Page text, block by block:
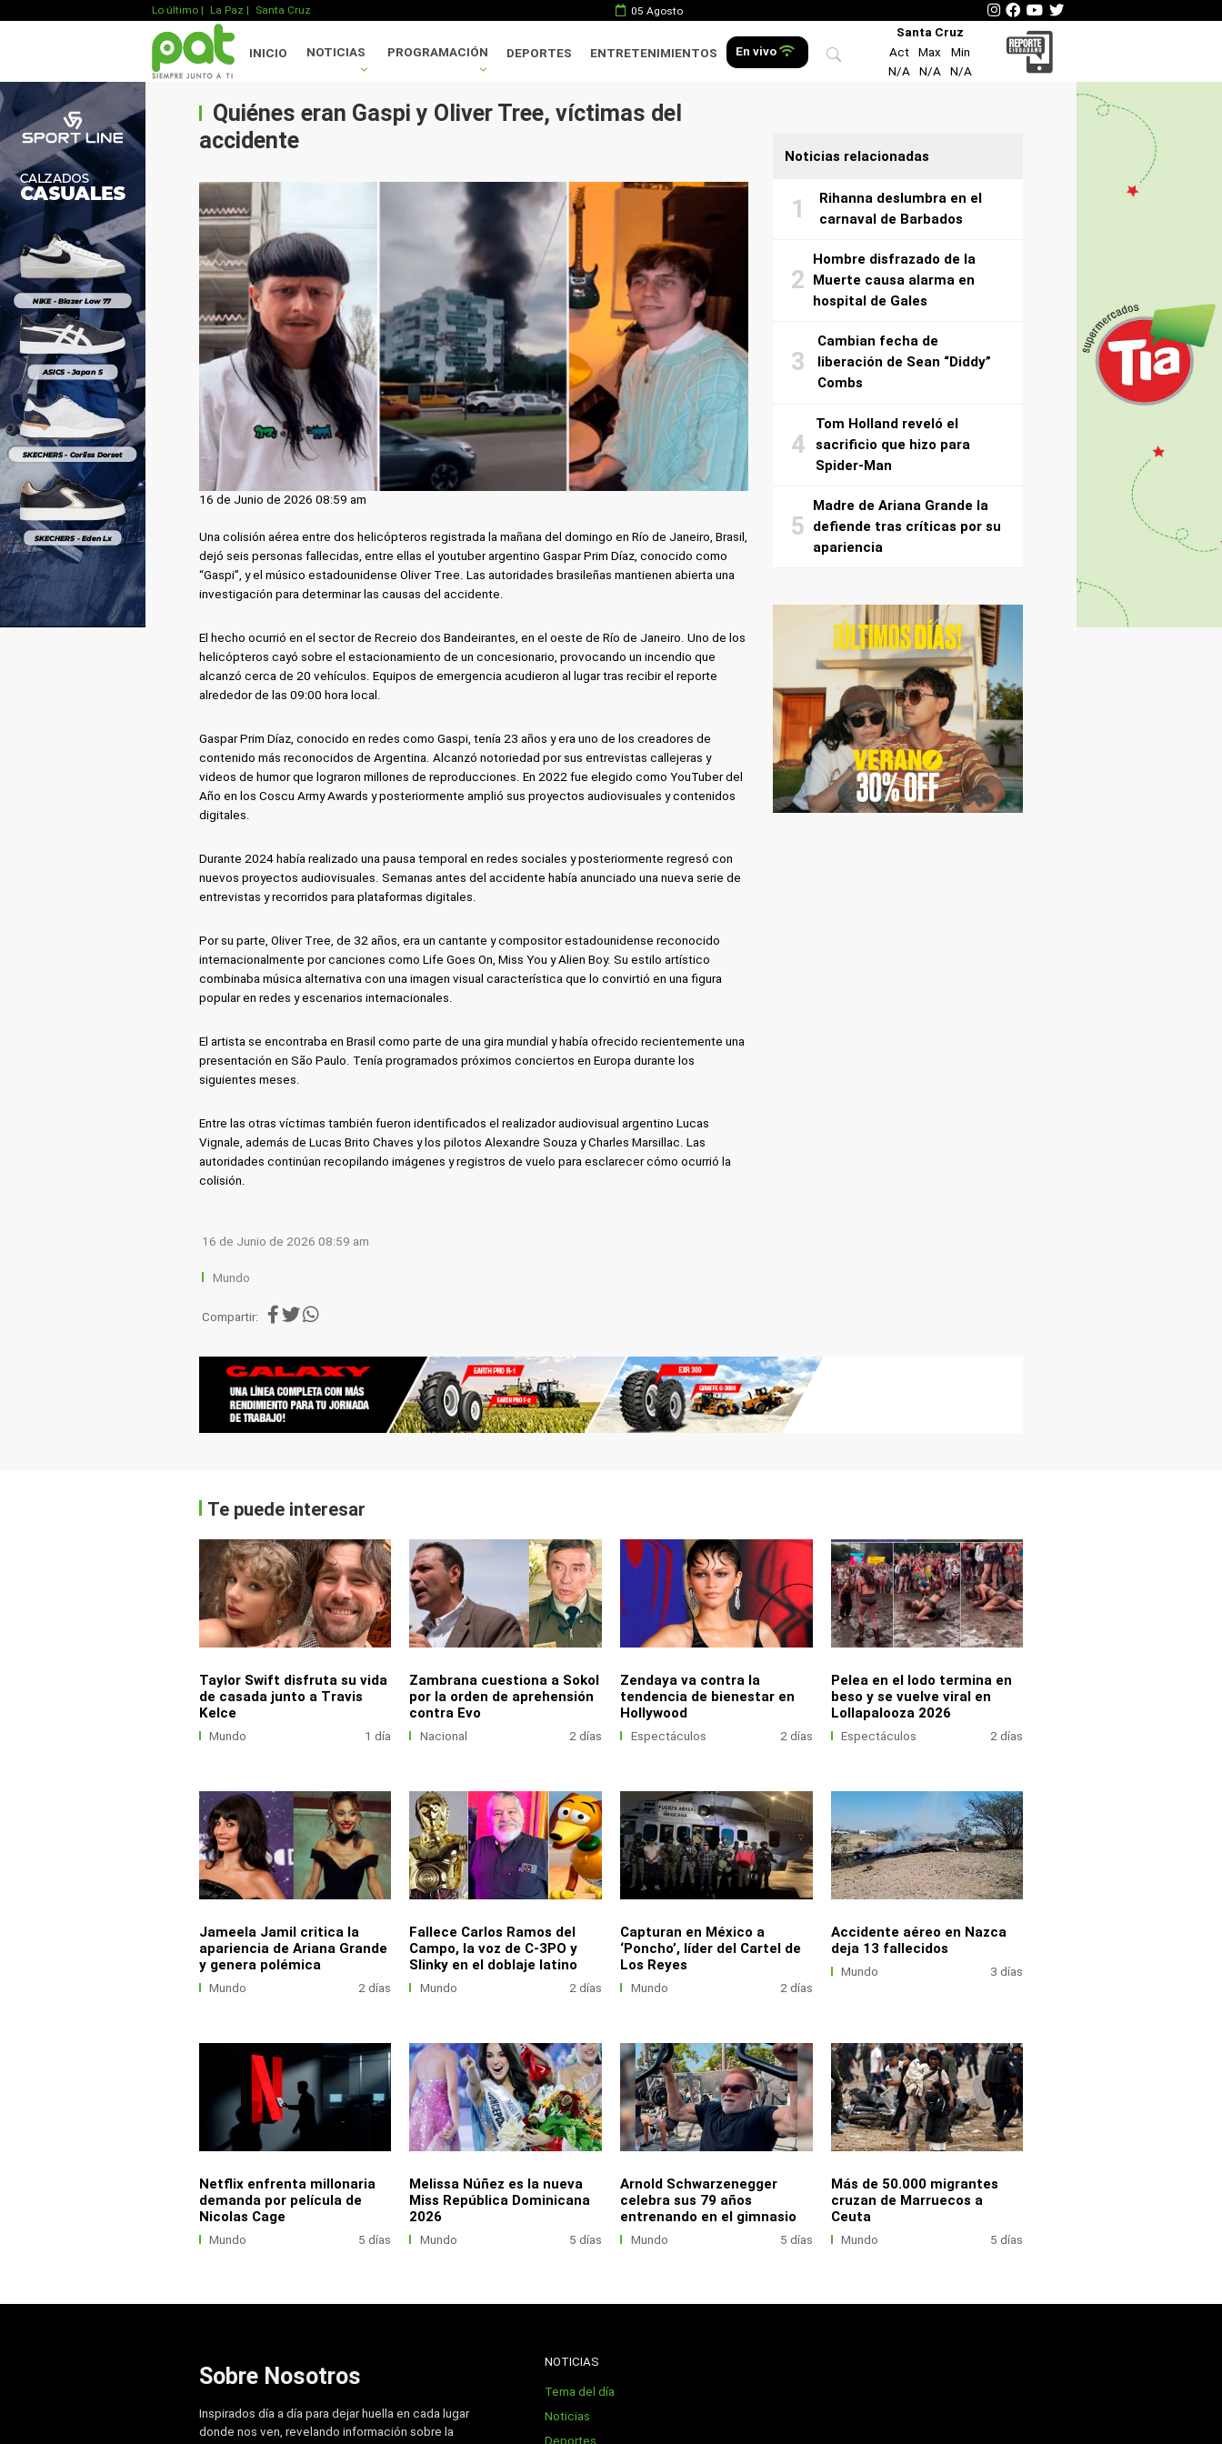
Lo último | La Paz | Santa Cruz 05 Agosto
INICIO NOTICIAS PROGRAMACIÓN DEPORTES ENTRETENIMIENTOS En vivo
Santa Cruz
Act
Max
Min
N/A
N/A N/A
Quiénes eran Gaspi y Oliver Tree, víctimas del
accidente
16 de Junio de 2026 08:59 am
Una colisión aérea entre dos helicópteros registrada la mañana del domingo en Río de Janeiro, Brasil,
dejó seis personas fallecidas, entre ellas el youtuber argentino Gaspar Prim Díaz, conocido como
“Gaspi”, y el músico estadounidense Oliver Tree. Las autoridades brasileñas mantienen abierta una
investigación para determinar las causas del accidente.
El hecho ocurrió en el sector de Recreio dos Bandeirantes, en el oeste de Río de Janeiro. Uno de los
helicópteros cayó sobre el estacionamiento de un concesionario, provocando un incendio que
alcanzó cerca de 20 vehículos. Equipos de emergencia acudieron al lugar tras recibir el reporte
alrededor de las 09:00 hora local.
Gaspar Prim Díaz, conocido en redes como Gaspi, tenía 23 años y era uno de los creadores de
contenido más reconocidos de Argentina. Alcanzó notoriedad por sus entrevistas callejeras y
videos de humor que lograron millones de reproducciones. En 2022 fue elegido como YouTuber del
Año en los Coscu Army Awards y posteriormente amplió sus proyectos audiovisuales y contenidos
digitales.
Durante 2024 había realizado una pausa temporal en redes sociales y posteriormente regresó con
nuevos proyectos audiovisuales. Semanas antes del accidente había anunciado una nueva serie de
entrevistas y recorridos para plataformas digitales.
Por su parte, Oliver Tree, de 32 años, era un cantante y compositor estadounidense reconocido
internacionalmente por canciones como Life Goes On, Miss You y Alien Boy. Su estilo artístico
combinaba música alternativa con una imagen visual característica que lo convirtió en una figura
popular en redes y escenarios internacionales.
El artista se encontraba en Brasil como parte de una gira mundial y había ofrecido recientemente una
presentación en São Paulo. Tenía programados próximos conciertos en Europa durante los
siguientes meses.
Entre las otras víctimas también fueron identificados el realizador audiovisual argentino Lucas
Vignale, además de Lucas Brito Chaves y los pilotos Alexandre Souza y Charles Marsillac. Las
autoridades continúan recopilando imágenes y registros de vuelo para esclarecer cómo ocurrió la
colisión.
16 de Junio de 2026 08:59 am
Mundo
Compartir:
Noticias relacionadas
Rihanna deslumbra en el
carnaval de Barbados
Hombre disfrazado de la
Muerte causa alarma en
hospital de Gales
Cambian fecha de
liberación de Sean “Diddy”
Combs
Tom Holland reveló el
sacrificio que hizo para
Spider-Man
Madre de Ariana Grande la
defiende tras críticas por su
apariencia
Te puede interesar
Taylor Swift disfruta su vida
de casada junto a Travis
Kelce
Mundo 1 día
Zambrana cuestiona a Sokol
por la orden de aprehensión
contra Evo
Nacional 2 días
Zendaya va contra la
tendencia de bienestar en
Hollywood
Espectáculos 2 días
Pelea en el lodo termina en
beso y se vuelve viral en
Lollapalooza 2026
Espectáculos 2 días
Jameela Jamil critica la
apariencia de Ariana Grande
y genera polémica
Mundo 2 días
Fallece Carlos Ramos del
Campo, la voz de C-3PO y
Slinky en el doblaje latino
Mundo 2 días
Capturan en México a
‘Poncho’, líder del Cartel de
Los Reyes
Mundo 2 días
Accidente aéreo en Nazca
deja 13 fallecidos
Mundo 3 días
Netflix enfrenta millonaria
demanda por película de
Nicolas Cage
Mundo 5 días
Melissa Núñez es la nueva
Miss República Dominicana
2026
Mundo 5 días
Arnold Schwarzenegger
celebra sus 79 años
entrenando en el gimnasio
Mundo 5 días
Más de 50.000 migrantes
cruzan de Marruecos a
Ceuta
Mundo 5 días
Sobre Nosotros
Inspirados día a día para dejar huella en cada lugar
donde nos ven, revelando información sobre la
NOTICIAS
Tema del día
Noticias
Deportes